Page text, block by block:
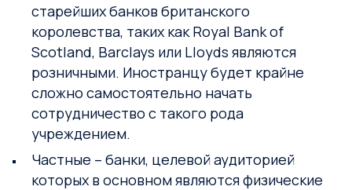
старейших банков британского
королевства, таких как Royal Bank of
Scotland, Barclays или Lloyds являются
розничными. Иностранцу будет крайне
сложно самостоятельно начать
сотрудничество с такого рода
учреждением.
Частные – банки, целевой аудиторией
которых в основном являются физические